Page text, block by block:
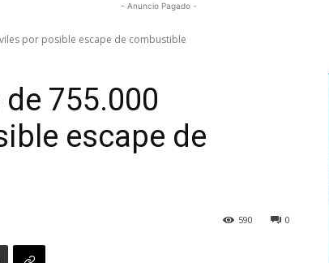
- Anuncio Pagado -
por posible escape de combustible
755.000
escape de
0
590